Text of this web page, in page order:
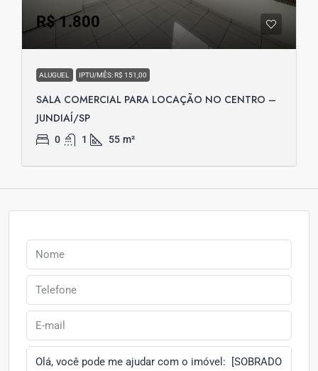
R$ 1.800
ALUGUEL IPTU/MÊS: R$ 151,00
SALA COMERCIAL PARA LOCAÇÃO NO CENTRO –
JUNDIAÍ/SP
0 1 55 m²